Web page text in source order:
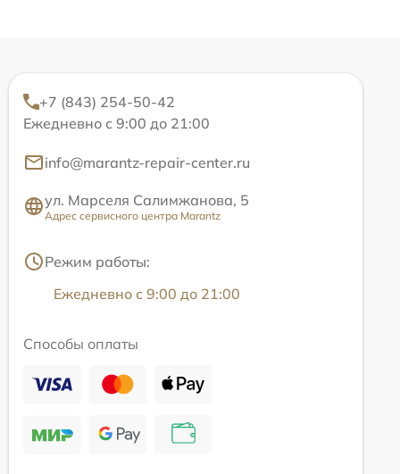
+7 (843) 254-50-42
Ежедневно с 9:00 до 21:00
info@marantz-repair-center.ru
ул. Марселя Салимжанова, 5
Адрес сервисного центра Marantz
Режим работы:
Ежедневно с 9:00 до 21:00
Способы оплаты